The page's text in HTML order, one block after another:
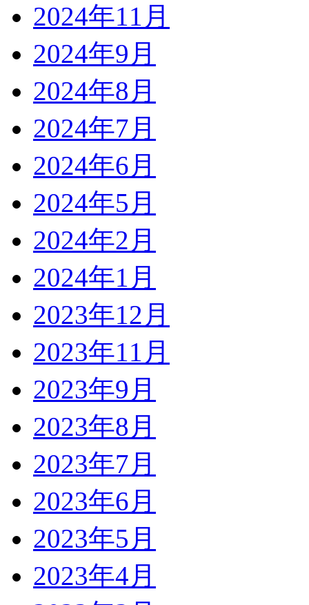
2024年11月
2024年9月
2024年8月
2024年7月
2024年6月
2024年5月
2024年2月
2024年1月
2023年12月
2023年11月
2023年9月
2023年8月
2023年7月
2023年6月
2023年5月
2023年4月